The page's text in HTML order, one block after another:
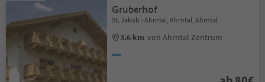
Gruberhof
St. Jakob - Ahrntal, Ahrntal, Ahrntal
3.6 km von Ahrntal Zentrum